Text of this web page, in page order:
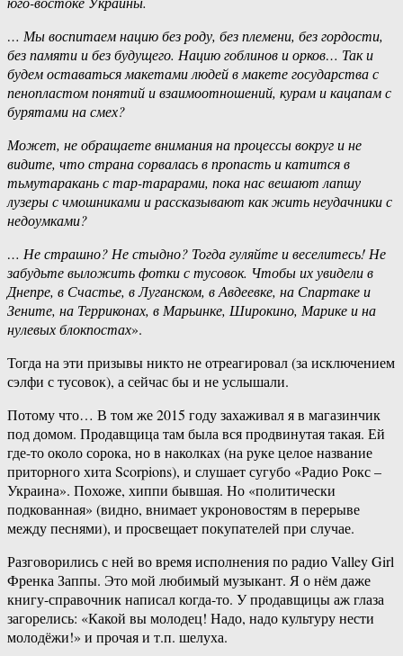
… Мы воспитаем нацию без роду, без племени, без гордости,
без памяти и без будущего. Нацию гоблинов и орков… Так и
будем оставаться макетами людей в макете государства с
пенопластом понятий и взаимоотношений, курам и кацапам с
бурятами на смех?
Может, не обращаете внимания на процессы вокруг и не
видите, что страна сорвалась в пропасть и катится в
тьмутаракань с тар-тарарами, пока нас вешают лапшу
лузеры с чмошниками и рассказывают как жить неудачники с
недоумками?
… Не страшно? Не стыдно? Тогда гуляйте и веселитесь! Не
забудьте выложить фотки с тусовок. Чтобы их увидели в
Днепре, в Счастье, в Луганском, в Авдеевке, на Спартаке и
Зените, на Терриконах, в Марьинке, Широкино, Марике и на
нулевых блокпостах».
Тогда на эти призывы никто не отреагировал (за исключением
сэлфи с тусовок), а сейчас бы и не услышали.
Потому что… В том же 2015 году захаживал я в магазинчик
под домом. Продавщица там была вся продвинутая такая. Ей
где-то около сорока, но в наколках (на руке целое название
приторного хита Scorpions), и слушает сугубо «Радио Рокс –
Украина». Похоже, хиппи бывшая. Но «политически
подкованная» (видно, внимает укроновостям в перерыве
между песнями), и просвещает покупателей при случае.
Разговорились с ней во время исполнения по радио Valley Girl
Френка Заппы. Это мой любимый музыкант. Я о нём даже
книгу-справочник написал когда-то. У продавщицы аж глаза
загорелись: «Какой вы молодец! Надо, надо культуру нести
молодёжи!» и прочая и т.п. шелуха.